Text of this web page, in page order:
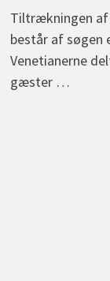
Tiltrækningen af
består af søgen
Venetianerne
gæster …